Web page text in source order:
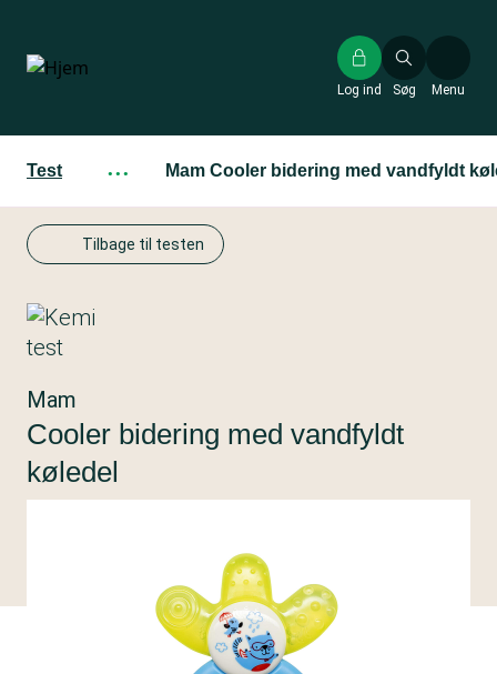
hovedindhold
Søg
Log ind Menu
Test ··· Mam Cooler bidering med vandfyldt
Tilbage til testen
Mam
Cooler bidering med vandfyldt
køledel